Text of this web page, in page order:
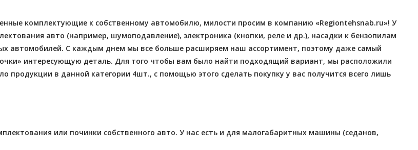
комплектующие к собственному автомобилю, милости просим в компанию «Regiontehsnab.ru»! У
авто (например, шумоподавление), электроника (кнопки, реле и др.), насадки к бензопилам
автомобилей. С каждым днем мы все больше расширяем наш ассортимент, поэтому даже самый
интересующую деталь. Для того чтобы вам было найти подходящий вариант, мы расположили
продукции в данной категории 4шт., с помощью этого сделать покупку у вас получится всего лишь
или починки собственного авто. У нас есть и для малогабаритных машины (седанов,